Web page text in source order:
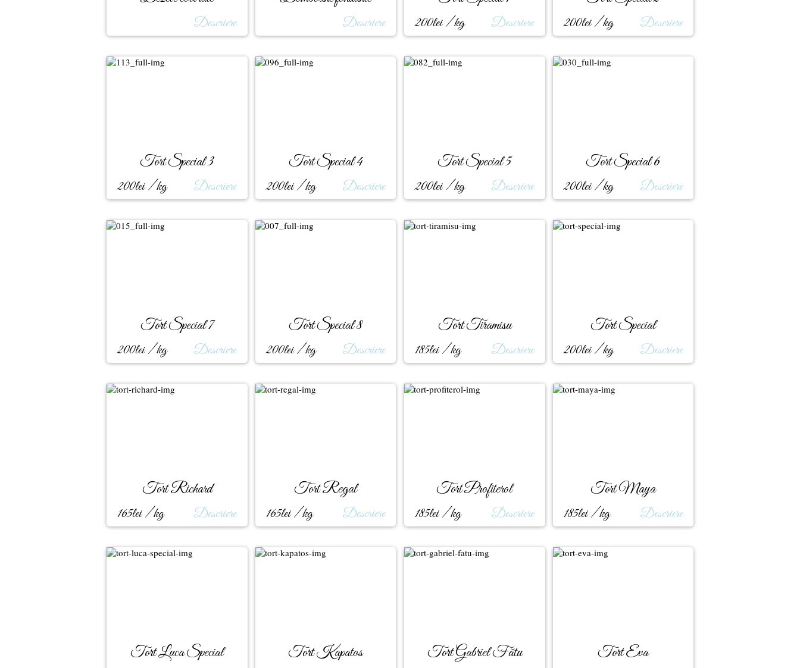
Descriere Descriere 200lei / kg Descriere 200lei / kg Descriere
Tort Special 3
200lei / kg Descriere
Tort Special 4
200lei / kg Descriere
Tort Special 5
200lei / kg Descriere
Tort Special 6
200lei / kg Descriere
Tort Special 7
200lei / kg Descriere
Tort Special 8
200lei / kg Descriere
Tort Tiramisu
185lei / kg Descriere
Tort Special
200lei / kg Descriere
Tort Richard
165lei / kg Descriere
Tort Regal
165lei / kg Descriere
Tort Profiterol
185lei / kg Descriere
Tort Maya
185lei / kg Descriere
Tort Luca Special Tort Kapatos Tort Gabriel Fătu Tort Eva